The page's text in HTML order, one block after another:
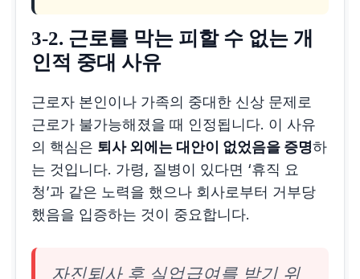
3-2. 근로를 막는 피할 수 없는 개
인적 중대 사유
근로자 본인이나 가족의 중대한 신상 문제로
근로가 불가능해졌을 때 인정됩니다. 이 사유
의 핵심은 퇴사 외에는 대안이 없었음을 증명하
는 것입니다. 가령, 질병이 있다면 ‘휴직 요
청’과 같은 노력을 했으나 회사로부터 거부당
했음을 입증하는 것이 중요합니다.
자진퇴사 후 실업급여를 받기 위